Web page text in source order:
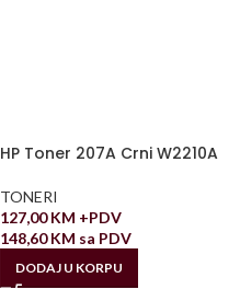
HP Toner 207A Crni W2210A
TONERI
127,00KM +PDV
148,60KM sa PDV
DODAJ U KORPU